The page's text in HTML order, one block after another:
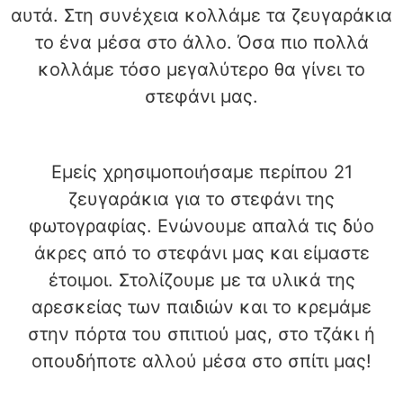
αυτά. Στη συνέχεια κολλάμε τα ζευγαράκια
το ένα μέσα στο άλλο. Όσα πιο πολλά
κολλάμε τόσο μεγαλύτερο θα γίνει το
στεφάνι μας.
Εμείς χρησιμοποιήσαμε περίπου 21
ζευγαράκια για το στεφάνι της
φωτογραφίας. Ενώνουμε απαλά τις δύο
άκρες από το στεφάνι μας και είμαστε
έτοιμοι. Στολίζουμε με τα υλικά της
αρεσκείας των παιδιών και το κρεμάμε
στην πόρτα του σπιτιού μας, στο τζάκι ή
οπουδήποτε αλλού μέσα στο σπίτι μας!